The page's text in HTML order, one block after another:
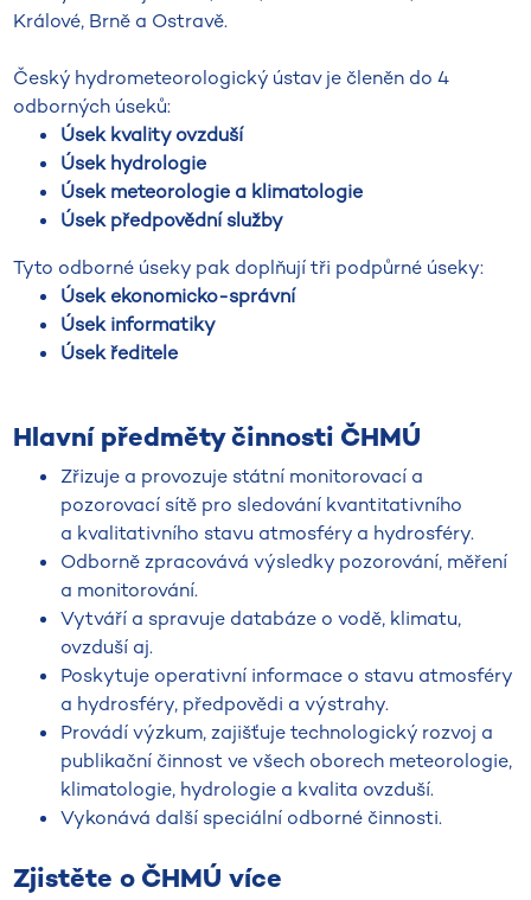
Králové, Brně a Ostravě.
Český hydrometeorologický ústav je členěn do 4
odborných úseků:
Úsek kvality ovzduší
Úsek hydrologie
Úsek meteorologie a klimatologie
Úsek předpovědní služby
Tyto odborné úseky pak doplňují tři podpůrné úseky:
Úsek ekonomicko-správní
Úsek informatiky
Úsek ředitele
Hlavní předměty činnosti ČHMÚ
Zřizuje a provozuje státní monitorovací a
pozorovací sítě pro sledování kvantitativního
a kvalitativního stavu atmosféry a hydrosféry.
Odborně zpracovává výsledky pozorování, měření
a monitorování.
Vytváří a spravuje databáze o vodě, klimatu,
ovzduší aj.
Poskytuje operativní informace o stavu atmosféry
a hydrosféry, předpovědi a výstrahy.
Provádí výzkum, zajišťuje technologický rozvoj a
publikační činnost ve všech oborech meteorologie,
klimatologie, hydrologie a kvalita ovzduší.
Vykonává další speciální odborné činnosti.
Zjistěte o ČHMÚ více